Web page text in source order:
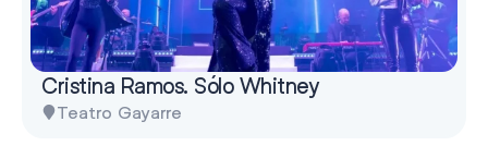
Cristina Ramos. Sólo Whitney
Teatro Gayarre